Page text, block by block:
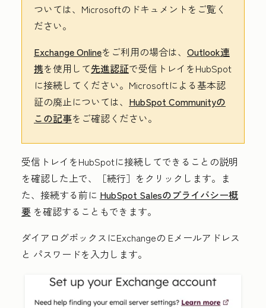
ついては、Microsoftのドキュメントをご覧く
ださい。
Exchange Onlineをご利用の場合は、 Outlook連
携を使用して先進認証で受信トレイをHubSpot
に接続してください。Microsoftによる基本認
証の廃止については、 HubSpot Communityの
この記事をご確認ください。
受信トレイをHubSpotに接続してできることの説明
を確認した上で、
［続行］ をクリックします。ま
た、接続する前に HubSpot Salesのプライバシー概
要 を確認することもできます。
ダイアログボックスにExchangeの Eメールアドレス
と パスワードを入力します。